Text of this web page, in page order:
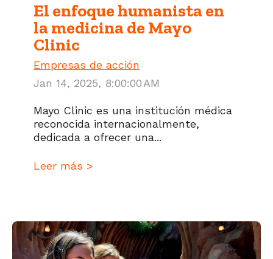
El enfoque humanista en
la medicina de Mayo
Clinic
Empresas de acción
Jan 14, 2025, 8:00:00 AM
Mayo Clinic es una institución médica
reconocida internacionalmente,
dedicada a ofrecer una...
Leer más >